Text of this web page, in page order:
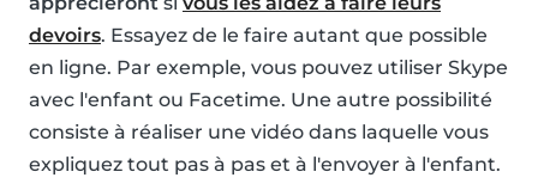
devoirs. Essayez de le faire autant que possible
en ligne. Par exemple, vous pouvez utiliser Skype
avec l'enfant ou Facetime. Une autre possibilité
consiste à réaliser une vidéo dans laquelle vous
expliquez tout pas à pas et à l'envoyer à l'enfant.